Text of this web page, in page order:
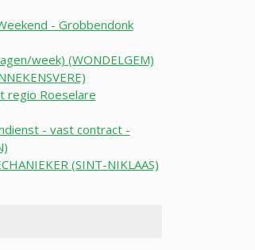
- Grobbendonk
week) (WONDELGEM)
regio Roeselare
- vast contract -
(SINT-NIKLAAS)